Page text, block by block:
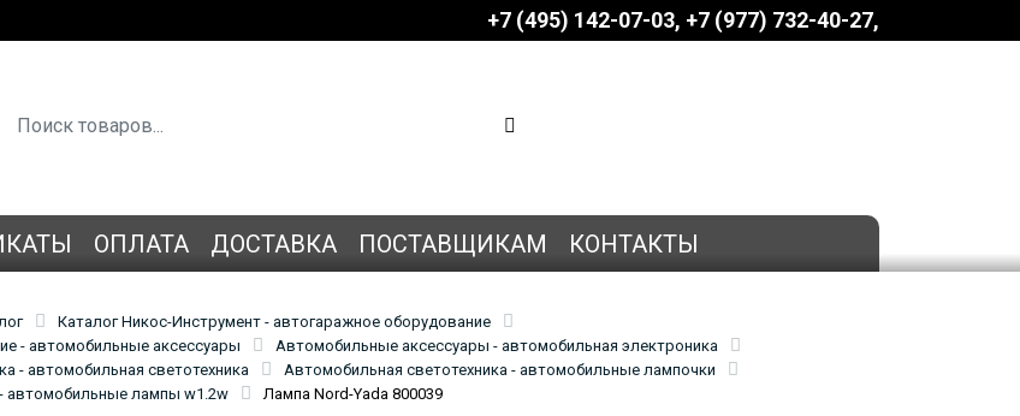
+7 (495) 142-07-03 ‎‎+7 (977) 732-40-27
ОПЛАТА ДОСТАВКА ПОСТАВЩИКАМ КОНТАКТЫ
Каталог Никос-Инструмент - автогаражное оборудование
- автомобильные аксессуары
Автомобильные аксессуары - автомобильная электроника
- автомобильная светотехника
Автомобильная светотехника - автомобильные лампочки
автомобильные лампы w1.2w
Лампа Nord-Yada 800039